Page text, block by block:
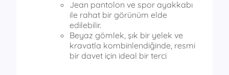
Jean pantolon ve spor ayakkabı
ile rahat bir görünüm elde
edilebilir.
Beyaz gömlek, şık bir yelek ve
kravatla kombinlendiğinde, resmi
bir davet için ideal bir terci